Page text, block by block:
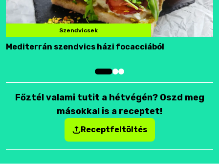
Szendvicsek
Mediterrán szendvics házi focacciából
Főztél valami tutit a hétvégén? Oszd meg
másokkal is a receptet!
Receptfeltöltés